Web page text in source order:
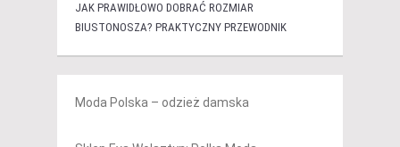
JAK PRAWIDŁOWO DOBRAĆ ROZMIAR
BIUSTONOSZA? PRAKTYCZNY PRZEWODNIK
Moda Polska – odzież damska